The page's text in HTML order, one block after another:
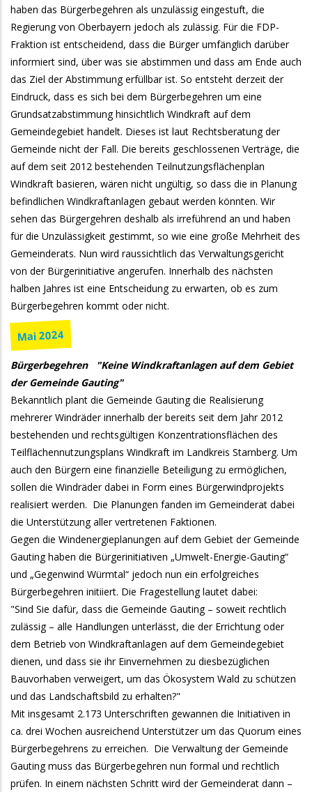
haben das Bürgerbegehren als unzulässig eingestuft, die
Regierung von Oberbayern jedoch als zulässig. Für die FDP-
Fraktion ist entscheidend, dass die Bürger umfänglich darüber
informiert sind, über was sie abstimmen und dass am Ende auch
das Ziel der Abstimmung erfüllbar ist. So entsteht derzeit der
Eindruck, dass es sich bei dem Bürgerbegehren um eine
Grundsatzabstimmung hinsichtlich Windkraft auf dem
Gemeindegebiet handelt. Dieses ist laut Rechtsberatung der
Gemeinde nicht der Fall. Die bereits geschlossenen Verträge, die
auf dem seit 2012 bestehenden Teilnutzungsflächenplan
Windkraft basieren, wären nicht ungültig, so dass die in Planung
befindlichen Windkraftanlagen gebaut werden könnten. Wir
sehen das Bürgergehren deshalb als irreführend an und haben
für die Unzulässigkeit gestimmt, so wie eine große Mehrheit des
Gemeinderats. Nun wird raussichtlich das Verwaltungsgericht
von der Bürgerinitiative angerufen. Innerhalb des nächsten
halben Jahres ist eine Entscheidung zu erwarten, ob es zum
Bürgerbegehren kommt oder nicht.
Mai 2024
Bürgerbegehren "Keine Windkraftanlagen auf dem Gebiet
der Gemeinde Gauting"
Bekanntlich plant die Gemeinde Gauting die Realisierung
mehrerer Windräder innerhalb der bereits seit dem Jahr 2012
bestehenden und rechtsgültigen Konzentrationsflächen des
Teilflächennutzungsplans Windkraft im Landkreis Starnberg. Um
auch den Bürgern eine finanzielle Beteiligung zu ermöglichen,
sollen die Windräder dabei in Form eines Bürgerwindprojekts
realisiert werden. Die Planungen fanden im Gemeinderat dabei
die Unterstützung aller vertretenen Faktionen.
Gegen die Windenergieplanungen auf dem Gebiet der Gemeinde
Gauting haben die Bürgerinitiativen „Umwelt-Energie-Gauting“
und „Gegenwind Würmtal“ jedoch nun ein erfolgreiches
Bürgerbegehren initiiert. Die Fragestellung lautet dabei:
"Sind Sie dafür, dass die Gemeinde Gauting – soweit rechtlich
zulässig – alle Handlungen unterlässt, die der Errichtung oder
dem Betrieb von Windkraftanlagen auf dem Gemeindegebiet
dienen, und dass sie ihr Einvernehmen zu diesbezüglichen
Bauvorhaben verweigert, um das Ökosystem Wald zu schützen
und das Landschaftsbild zu erhalten?"
Mit insgesamt 2.173 Unterschriften gewannen die Initiativen in
ca. drei Wochen ausreichend Unterstützer um das Quorum eines
Bürgerbegehrens zu erreichen. Die Verwaltung der Gemeinde
Gauting muss das Bürgerbegehren nun formal und rechtlich
prüfen. In einem nächsten Schritt wird der Gemeinderat dann –